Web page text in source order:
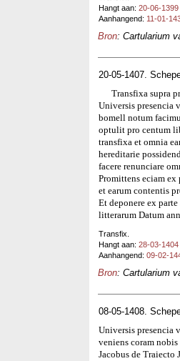
Hangt aan: 20-06-1399
Aanhangend: 11-01-
Bron: Cartularium
20-05-1407.
Transfixa supra
Universis presencia
bomell notum
optulit pro centum
transfixa et omnia
hereditarie
facere renunciare
Promittens eciam
et earum contentis
Et deponere ex
litterarum Datum
Transfix.
Hangt aan: 28-03-1404
Aanhangend: 09-02-
Bron: Cartularium
08-05-1408.
Universis presencia
veniens coram nobis
Jacobus de Traiecto